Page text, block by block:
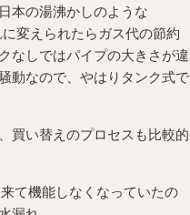
本の湯沸かしのような
変えられたらガス代の節約
なしではパイプの大きさが違
動なので、やはりタンク式で
買い替えのプロセスも比較的
て機能しなくなっていたの